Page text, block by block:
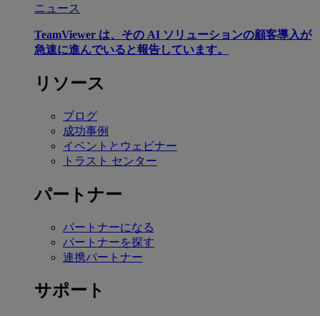
ニュース
TeamViewer は、その AI ソリューションの顧客導入が
急速に進んでいると報告しています。
リソース
ブログ
成功事例
イベントとウェビナー
トラスト センター
パートナー
パートナーになる
パートナーを探す
連携パートナー
サポート